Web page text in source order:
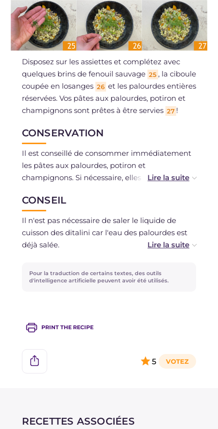
Disposez sur les assiettes et complétez avec
quelques brins de fenouil sauvage 25 , la ciboule
coupée en losanges 26 et les palourdes entières
réservées. Vos pâtes aux palourdes, potiron et
champignons sont prêtes à être servies 27 !
CONSERVATION
Il est conseillé de consommer immédiatement
les pâtes aux palourdes, potiron et
champignons. Si nécessaire, elles peuvent être
maximum.
CONSEIL
Il n'est pas nécessaire de saler le liquide de
cuisson des ditalini car l'eau des palourdes est
déjà salée.
Vous pouvez utiliser les types de champignons
que vous avez à disposition.
Pour la traduction de certains textes, des outils
d'intelligence artificielle peuvent avoir été utilisés.
PRINT THE RECIPE
5
RECETTES ASSOCIÉES